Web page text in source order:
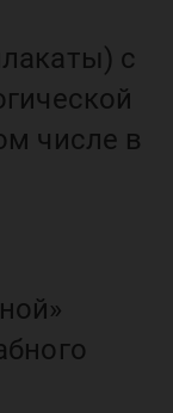
с
числе в